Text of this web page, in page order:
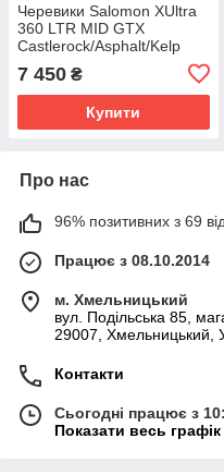
Черевики Salomon XUltra
360 LTR MID GTX
Castlerock/Asphalt/Kelp
7 450 ₴
Купити
Про нас
96% позитивних з 69
Працює з 08.10.2014
м. Хмельницький
вул. Подільська 85,
29007, Хмельницький,
Контакти
Сьогодні працює з
Показати весь